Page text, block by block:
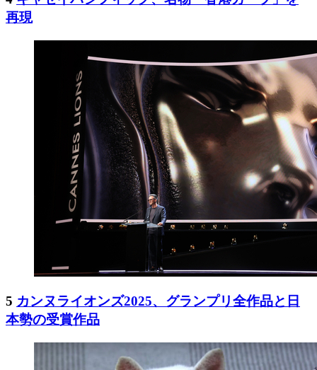
再現
5 カンヌライオンズ2025、グランプリ全作品と日
本勢の受賞作品